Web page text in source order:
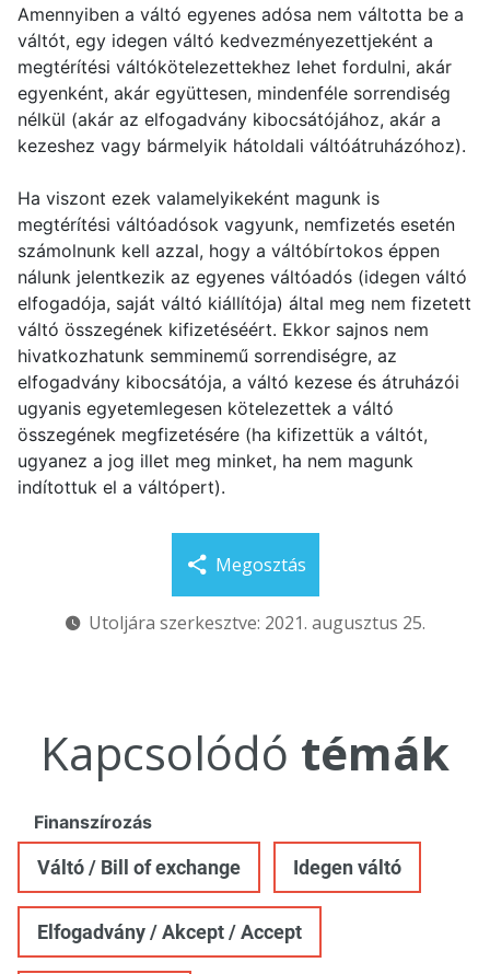
Amennyiben a váltó egyenes adósa nem váltotta be a
váltót, egy idegen váltó kedvezményezettjeként a
megtérítési váltókötelezettekhez lehet fordulni, akár
egyenként, akár együttesen, mindenféle sorrendiség
nélkül (akár az elfogadvány kibocsátójához, akár a
kezeshez vagy bármelyik hátoldali váltóátruházóhoz).
Ha viszont ezek valamelyikeként magunk is
megtérítési váltóadósok vagyunk, nemfizetés esetén
számolnunk kell azzal, hogy a váltóbírtokos éppen
nálunk jelentkezik az egyenes váltóadós (idegen váltó
elfogadója, saját váltó kiállítója) által meg nem fizetett
váltó összegének kifizetéséért. Ekkor sajnos nem
hivatkozhatunk semminemű sorrendiségre, az
elfogadvány kibocsátója, a váltó kezese és átruházói
ugyanis egyetemlegesen kötelezettek a váltó
összegének megfizetésére (ha kifizettük a váltót,
ugyanez a jog illet meg minket, ha nem magunk
indítottuk el a váltópert).
Megosztás
Utoljára szerkesztve: 2021. augusztus 25.
Kapcsolódó témák
Finanszírozás
Váltó / Bill of exchange Idegen váltó
Elfogadvány / Akcept / Accept